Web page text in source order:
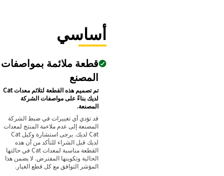
أساسي
قطعة ملائمة بمواصفات
المصنع
تم تصميم هذه القطعة لتلائم معدات Cat
لديك بناءً على مواصفات الشركة
المصنعة.
قد تؤدي أي تغييرات في ضبط الشركة
المصنعة إلى عدم ملاءمة المنتج لمعدات
Cat لديك. يرجى استشارة وكيل Cat
لديك قبل الشراء للتأكد من أن هذه
القطعة مناسبة لمعدات Cat في حالتها
الحالية وتكوينها المفترض. لا يضمن هذا
المؤشر التوافق مع كل قطع الغيار.